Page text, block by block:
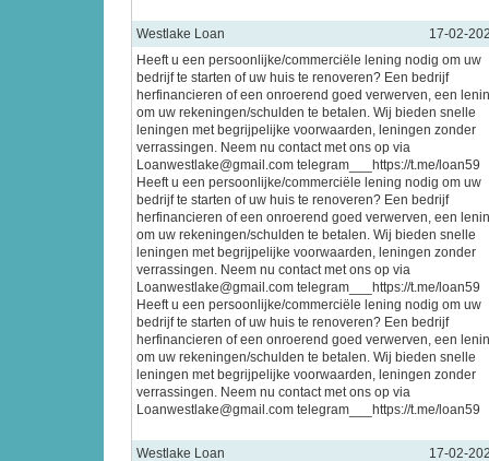
Westlake Loan
17-02-
Heeft u een persoonlijke/commerciële lening nodig om uw
bedrijf te starten of uw huis te renoveren? Een bedrijf
herfinancieren of een onroerend goed verwerven, een
om uw rekeningen/schulden te betalen. Wij bieden snelle
leningen met begrijpelijke voorwaarden, leningen zonder
verrassingen. Neem nu contact met ons op via
Loanwestlake@gmail.com telegram___https://t.me/loan59
Heeft u een persoonlijke/commerciële lening nodig om uw
bedrijf te starten of uw huis te renoveren? Een bedrijf
herfinancieren of een onroerend goed verwerven, een
om uw rekeningen/schulden te betalen. Wij bieden snelle
leningen met begrijpelijke voorwaarden, leningen zonder
verrassingen. Neem nu contact met ons op via
Loanwestlake@gmail.com telegram___https://t.me/loan59
Heeft u een persoonlijke/commerciële lening nodig om uw
bedrijf te starten of uw huis te renoveren? Een bedrijf
herfinancieren of een onroerend goed verwerven, een
om uw rekeningen/schulden te betalen. Wij bieden snelle
leningen met begrijpelijke voorwaarden, leningen zonder
verrassingen. Neem nu contact met ons op via
Loanwestlake@gmail.com telegram___https://t.me/loan59
Westlake Loan
17-02-